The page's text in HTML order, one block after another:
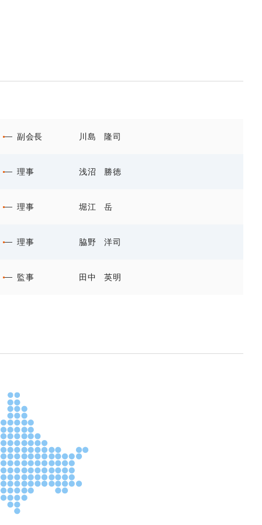
副会長 川島 隆司
理事 浅沼 勝徳
理事 堀江 岳
理事 脇野 洋司
監事 田中 英明